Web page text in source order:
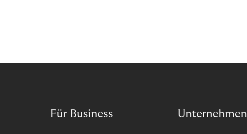
Für Business Unternehmen